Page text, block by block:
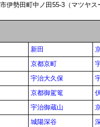
伊勢田町中ノ田55-3（マツヤス
新田
京都京町
宇治大久保
京都御駕篭
宇治御蔵山
城陽深谷